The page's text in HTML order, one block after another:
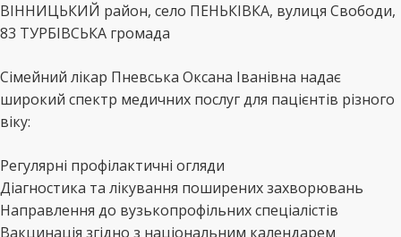
ВІННИЦЬКИЙ район, село ПЕНЬКІВКА, вулиця Свободи,
83 ТУРБІВСЬКА громада
Сімейний лікар Пневська Оксана Іванівна надає
широкий спектр медичних послуг для пацієнтів різного
віку:
Регулярні профілактичні огляди
Діагностика та лікування поширених захворювань
Направлення до вузькопрофільних спеціалістів
Вакцинація згідно з національним календарем